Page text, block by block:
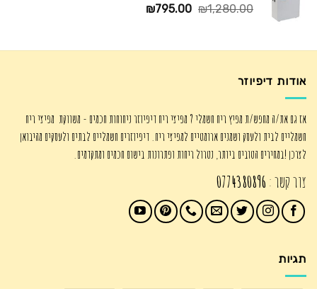
₪1,280.00
המחיר
₪1,280.00.
₪795.00
המחיר
₪795.00.
אודות דיפיוזר
אז גם את/ה מחפש/ת מפיץ ריח חשמלי ? מפיצי ריח דיפיוזר ניחוחות חכמים - משווקת מפיצי ריח
חשמליים לבית ולעסק ושמנים ארומטיים למפיצי ריח. דיפיוזרים חשמליים לבתים ולעסקים מהיבואן
לצרכן !במחירים הטובים ביותר, נטרול ריחות ופתרונות בישום חכמים ומתקדמים.
צור קשר : 0774380896
תגיות